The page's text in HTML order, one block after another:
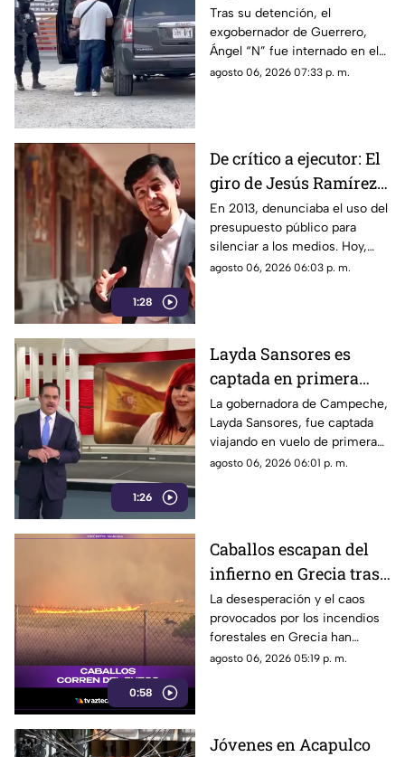
exgobernador Ángel
"N" al penal del
Altiplano
Tras su detención, el
exgobernador de Guerrero,
Ángel “N” fue internado en el
penal del Altiplano; esto es lo
agosto 06, 2026 07:33 p. m.
1:28
De crítico a ejecutor: El
giro de Jesús Ramírez
Cuevas sobre la
censura y la publicidad
oficial
En 2013, denunciaba el uso del
presupuesto público para
silenciar a los medios. Hoy,
Jesús Ramírez Cuevas es
agosto 06, 2026 06:03 p. m.
1:26
Layda Sansores es
captada en primera
clase rumbo a España
junto a la directora del
DIF
La gobernadora de Campeche,
Layda Sansores, fue captada
viajando en vuelo de primera
clase con destino a España en
agosto 06, 2026 06:01 p. m.
0:58
Caballos escapan del
infierno en Grecia tras
cuatro días de
incendios
descontrolados
La desesperación y el caos
provocados por los incendios
forestales en Grecia han
dejado imágenes
agosto 06, 2026 05:19 p. m.
Jóvenes en Acapulco